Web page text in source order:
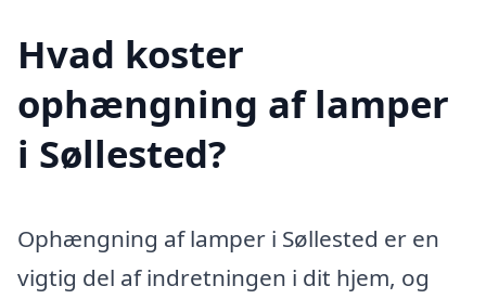
Hvad koster
ophængning af lamper
i Søllested?
Ophængning af lamper i Søllested er en
vigtig del af indretningen i dit hjem, og